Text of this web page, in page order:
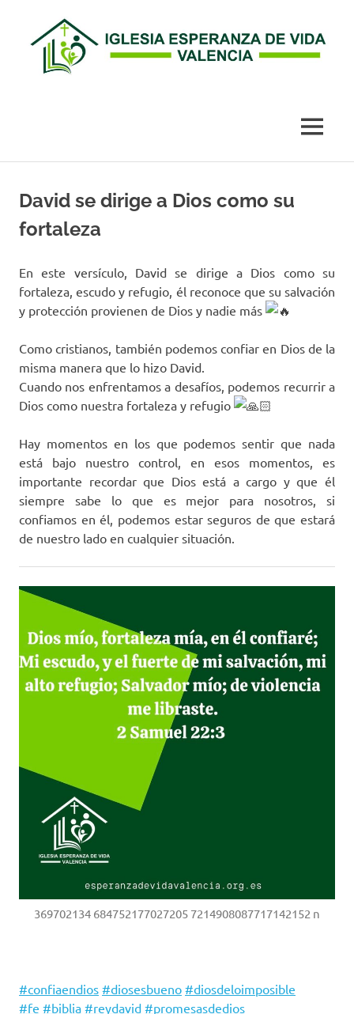
contenido
Valencia
MENÚ
David se dirige a Dios como su
fortaleza
En este versículo, David se dirige a Dios como su
fortaleza, escudo y refugio, él reconoce que su salvación
y protección provienen de Dios y nadie más
Como cristianos, también podemos confiar en Dios de la
misma manera que lo hizo David.
Cuando nos enfrentamos a desafíos, podemos recurrir a
Dios como nuestra fortaleza y refugio
Hay momentos en los que podemos sentir que nada
está bajo nuestro control, en esos momentos, es
importante recordar que Dios está a cargo y que él
siempre sabe lo que es mejor para nosotros, si
confiamos en él, podemos estar seguros de que estará
de nuestro lado en cualquier situación.
369702134 684752177027205 7214908087717142152 n
#confiaendios #diosesbueno #diosdeloimposible
#fe #biblia #reydavid #promesasdedios